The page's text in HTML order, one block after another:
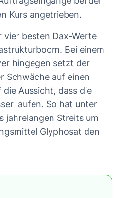
Kurs angetrieben.
vier besten Dax-Werte
Bei einem
hingegen setzt der
Schwäche auf einen
Aussicht, dass die
laufen. So hat unter
jahrelangen Streits um
Glyphosat den